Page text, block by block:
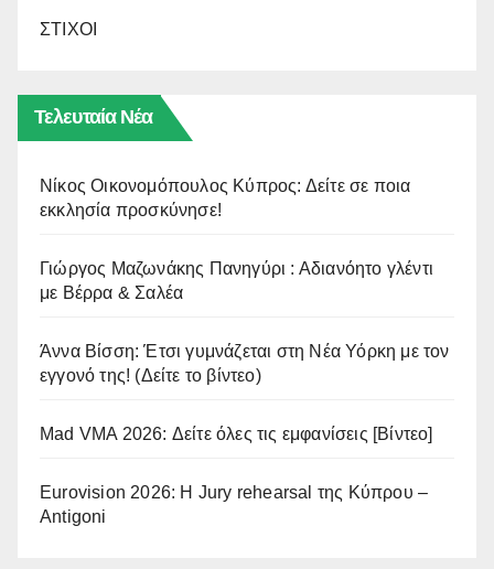
ΣΤΙΧΟΙ
Τελευταία Νέα
Νίκος Οικονομόπουλος Κύπρος: Δείτε σε ποια
εκκλησία προσκύνησε!
Γιώργος Μαζωνάκης Πανηγύρι : Αδιανόητο γλέντι
με Βέρρα & Σαλέα
Άννα Βίσση: Έτσι γυμνάζεται στη Νέα Υόρκη με τον
εγγονό της! (Δείτε το βίντεο)
Mad VMA 2026: Δείτε όλες τις εμφανίσεις [Βίντεο]
Eurovision 2026: Η Jury rehearsal της Κύπρου –
Antigoni